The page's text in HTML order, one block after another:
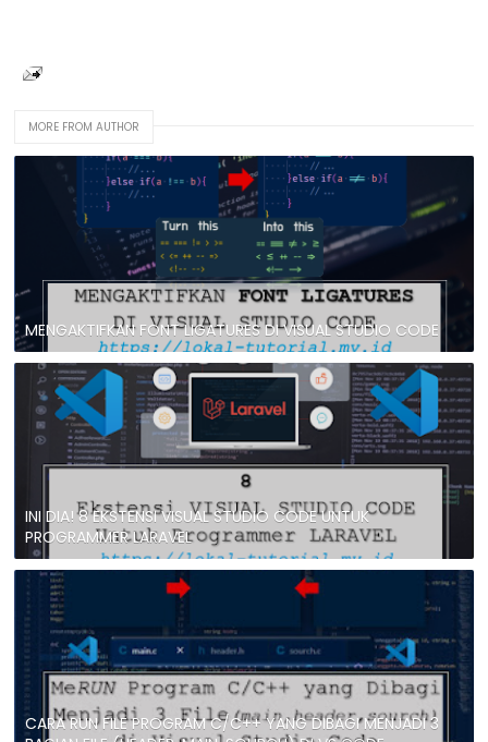
MORE FROM AUTHOR
MENGAKTIFKAN FONT LIGATURES DI VISUAL STUDIO CODE
INI DIA! 8 EKSTENSI VISUAL STUDIO CODE UNTUK
PROGRAMMER LARAVEL
CARA RUN FILE PROGRAM C/C++ YANG DIBAGI MENJADI 3